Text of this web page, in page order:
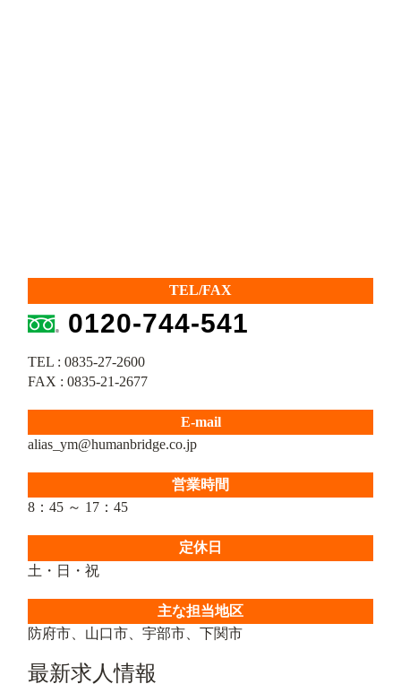
TEL/FAX
0120-744-541
TEL : 0835-27-2600
FAX : 0835-21-2677
E-mail
alias_ym@humanbridge.co.jp
営業時間
8：45 ～ 17：45
定休日
土・日・祝
主な担当地区
防府市、山口市、宇部市、下関市
最新求人情報